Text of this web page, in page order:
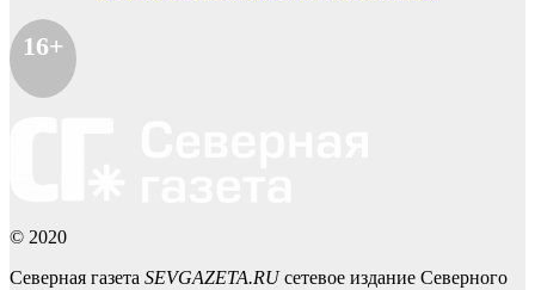
16+
© 2020
Северная газета SEVGAZETA.RUсетевое издание Северного